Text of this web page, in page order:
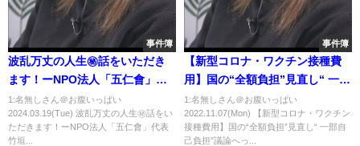
事件簿
波乱万丈の人生㊙話をいただき
ます！ーNPO法人「五仁會」代
表 竹垣悟 の【極メシ】
1:名無しさん＠お腹いっぱい
2024.03.19(Tue) 波乱万丈の人生㊙話をい
ただきます！ーNPO法人「五仁會」代表
竹垣...
事件簿
【新型コロナ・ワクチン接種費
用】国の“全額負担”見直し“ 一部
自己負担”議論へ
1:名無しさん＠お腹いっぱい
2022.11.07(Mon) 【新型コロナ・ワクチン
接種費用】国の“全額負担”見直し“ 一部自
己負担”議論へっ...